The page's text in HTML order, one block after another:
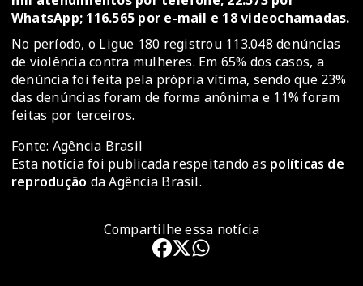
WhatsApp; 116.565 por e-mail e 18 videochamadas.
No período, o Ligue 180 registrou 113.048 denúncias
de violência contra mulheres. Em 65% dos casos, a
denúncia foi feita pela própria vítima, sendo que 23%
das denúncias foram de forma anônima e 11% foram
feitas por terceiros.
Fonte: Agência Brasil
Esta notícia foi publicada respeitando as políticas de
reprodução da Agência Brasil.
Compartilhe essa notícia